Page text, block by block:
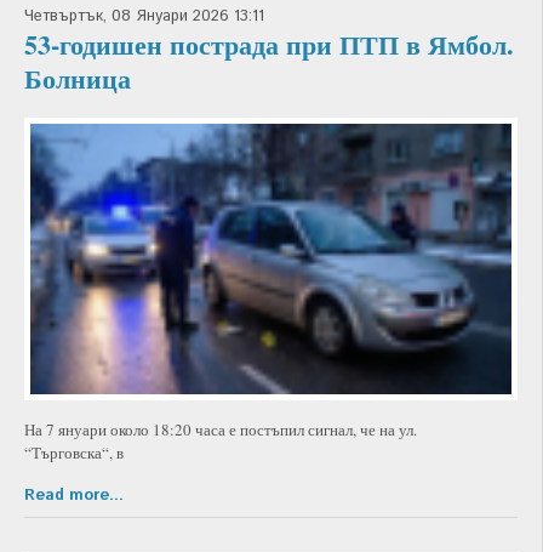
Четвъртък, 08 Януари 2026 13:11
53-годишен пострада при ПТП в Ямбол.
Болница
На 7 януари около 18:20 часа е постъпил сигнал, че на ул.
“Търговска“, в
Read more...